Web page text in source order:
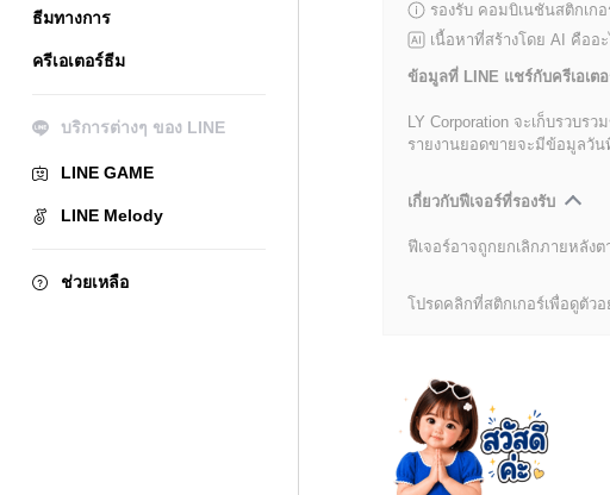
ธีมทางการ
ครีเอเตอร์ธีม
บริการต่างๆ ของ LINE
LINE GAME
LINE Melody
ช่วยเหลือ
รองรับ คอมบิเนชันสติกเก
เนื้อหาที่สร้างโดย AI คืออ
ข้อมูลที่ LINE แชร์กับครีเอเต
LY Corporation จะเก็บรวบร
รายงานยอดขายจะมีข้อมูลวั
เกี่ยวกับฟีเจอร์ที่รองรับ
ฟีเจอร์อาจถูกยกเลิกภายหลัง
โปรดคลิกที่สติกเกอร์เพื่อดูตัวอ